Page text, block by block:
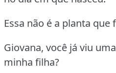
Essa não é a planta
Giovana, você já viu
minha filha?